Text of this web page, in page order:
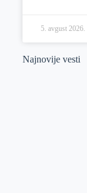
5. avgust 2026.
Najnovije vesti